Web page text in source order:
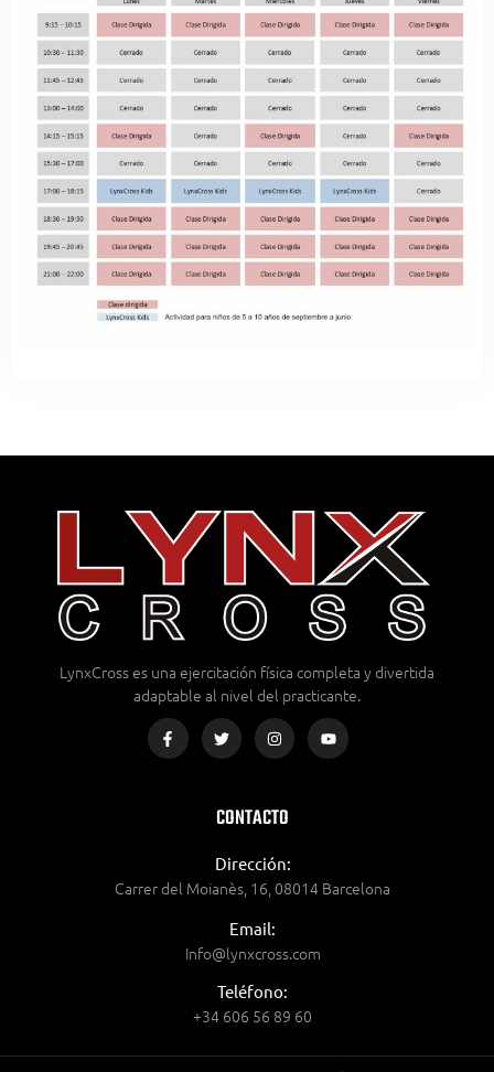
LynxCross es una ejercitación física completa y divertida
adaptable al nivel del practicante.
CONTACTO
Dirección:
Carrer del Moianès, 16, 08014 Barcelona
Email:
Info@lynxcross.com
Teléfono:
+34 606 56 89 60